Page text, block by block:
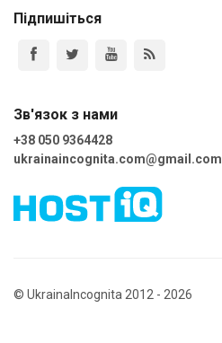
Підпишіться
Зв'язок з нами
+38 050 9364428
ukrainaincognita.com@gmail.com
© UkrainaIncognita 2012 - 2026